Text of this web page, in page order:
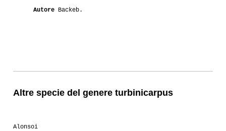
Autore Backeb.
Altre specie del genere turbinicarpus
Alonsoi